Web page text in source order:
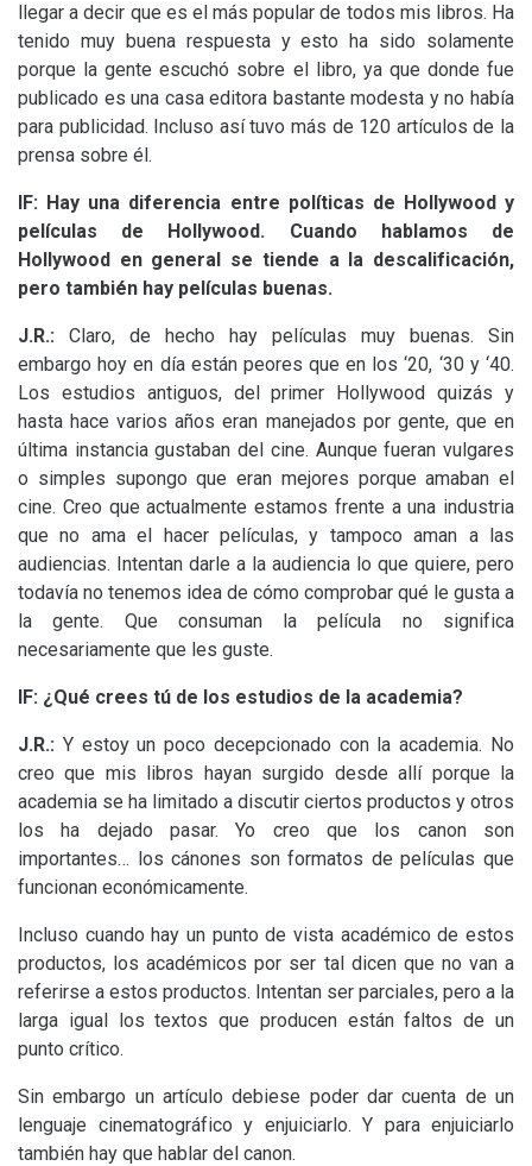
llegar a decir que es el más popular de todos mis libros. Ha
tenido muy buena respuesta y esto ha sido solamente
porque la gente escuchó sobre el libro, ya que donde fue
publicado es una casa editora bastante modesta y no había
para publicidad. Incluso así tuvo más de 120 artículos de la
prensa sobre él.
lF: Hay una diferencia entre políticas de Hollywood y
películas de Hollywood. Cuando hablamos de
Hollywood en general se tiende a la descalificación,
pero también hay películas buenas.
J.R.: Claro, de hecho hay películas muy buenas. Sin
embargo hoy en día están peores que en los ‘20, ‘30 y ‘40.
Los estudios antiguos, del primer Hollywood quizás y
hasta hace varios años eran manejados por gente, que en
última instancia gustaban del cine. Aunque fueran vulgares
o simples supongo que eran mejores porque amaban el
cine. Creo que actualmente estamos frente a una industria
que no ama el hacer películas, y tampoco aman a las
audiencias. Intentan darle a la audiencia lo que quiere, pero
todavía no tenemos idea de cómo comprobar qué le gusta a
la gente. Que consuman la película no significa
necesariamente que les guste.
lF: ¿Qué crees tú de los estudios de la academia?
J.R.: Y estoy un poco decepcionado con la academia. No
creo que mis libros hayan surgido desde allí porque la
academia se ha limitado a discutir ciertos productos y otros
los ha dejado pasar. Yo creo que los canon son
importantes… los cánones son formatos de películas que
funcionan económicamente.
Incluso cuando hay un punto de vista académico de estos
productos, los académicos por ser tal dicen que no van a
referirse a estos productos. Intentan ser parciales, pero a la
larga igual los textos que producen están faltos de un
punto crítico.
Sin embargo un artículo debiese poder dar cuenta de un
lenguaje cinematográfico y enjuiciarlo. Y para enjuiciarlo
también hay que hablar del canon.